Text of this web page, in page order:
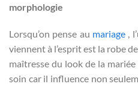
morphologie
Lorsqu’on pense au mariage ,
viennent à l’esprit est la robe
maîtresse du look de la
soin car il influence non